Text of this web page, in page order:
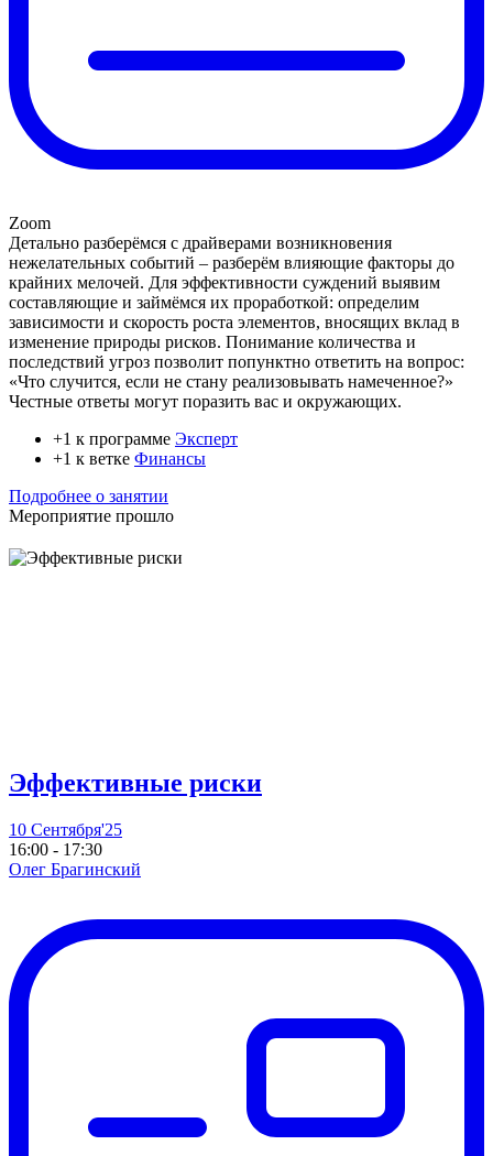
Zoom
Детально разберёмся с драйверами возникновения
нежелательных событий – разберём влияющие факторы до
крайних мелочей. Для эффективности суждений выявим
составляющие и займёмся их проработкой: определим
зависимости и скорость роста элементов, вносящих вклад в
изменение природы рисков. Понимание количества и
последствий угроз позволит попунктно ответить на вопрос:
«Что случится, если не стану реализовывать намеченное?»
Честные ответы могут поразить вас и окружающих.
+1 к программе Эксперт
+1 к ветке Финансы
Подробнее о занятии
Мероприятие прошло
Эффективные риски
10 Сентября'25
16:00 - 17:30
Олег Брагинский